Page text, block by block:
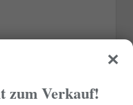
×
zum Verkauf!